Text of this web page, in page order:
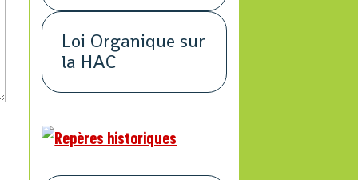
Loi Organique sur
la HAC